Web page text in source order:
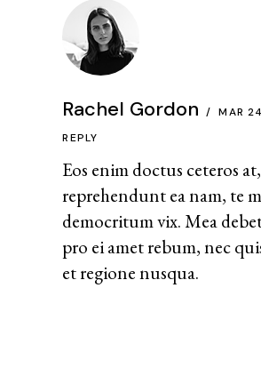
Rachel Gordon MAR 24
Eos enim doctus ceteros
reprehendunt ea nam, te
democritum vix. Mea
pro ei amet rebum, nec
et regione nusqua.
REPLY